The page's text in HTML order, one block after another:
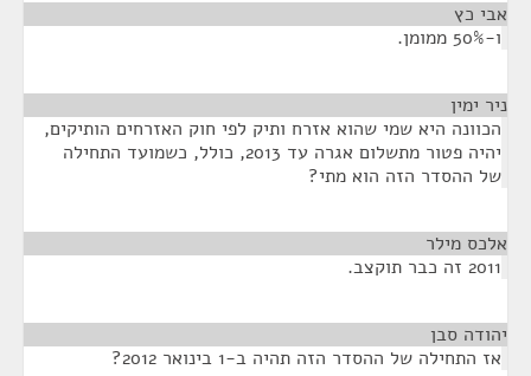
אבי כץ
ו-50% ממומן.
ניר ימין
הכוונה היא שמי שהוא אזרח ותיק לפי חוק האזרחים הותיקים,
יהיה פטור מתשלום אגרה עד 2013, כולל, כשמועד התחילה
של ההסדר הזה הוא מתי?
אלכס מילר
2011 זה כבר תוקצב.
יהודה סבן
אז התחילה של ההסדר הזה תהיה ב-1 בינואר 2012?